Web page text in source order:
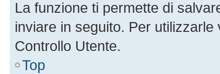
La funzione ti permette di
inviare in seguito. Per utilizzarle
Controllo Utente.
Top